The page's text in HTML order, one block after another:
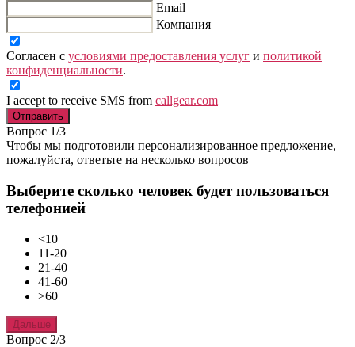
Email
Компания
Согласен с условиями предоставления услуг и политикой
конфиденциальности.
I accept to receive SMS from callgear.com
Отправить
Вопрос 1/3
Чтобы мы подготовили персонализированное предложение,
пожалуйста, ответьте на несколько вопросов
Выберите сколько человек будет пользоваться
телефонией
<10
11-20
21-40
41-60
>60
Дальше
Вопрос 2/3